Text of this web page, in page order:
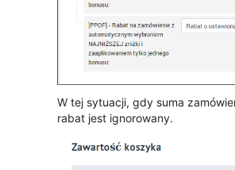
W tej sytuacji, gdy suma
rabat jest ignorowany.